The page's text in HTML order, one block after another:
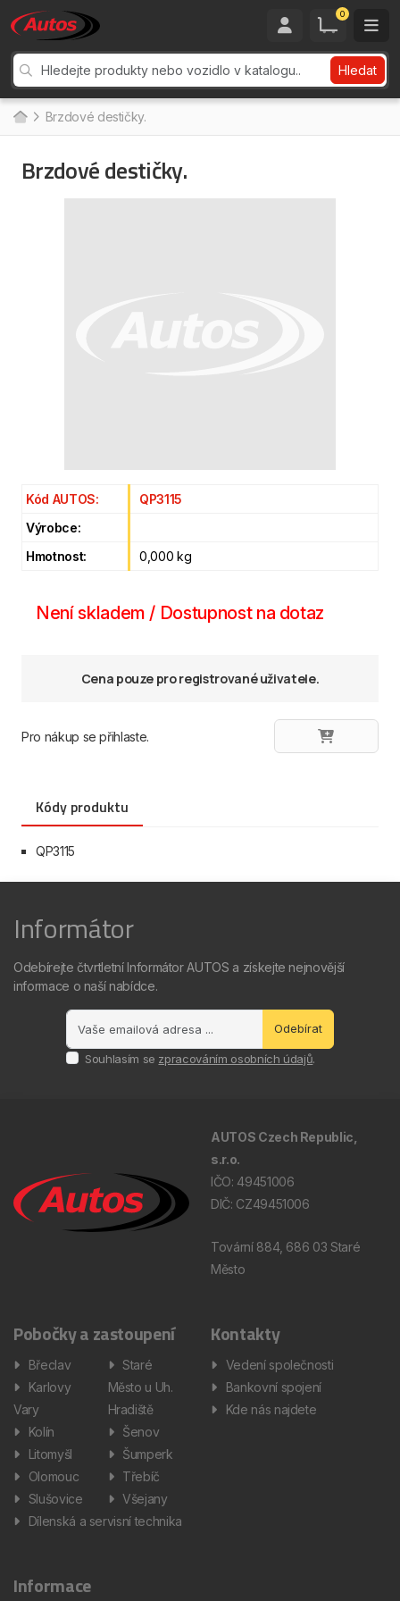
0
Hledat
Brzdové destičky.
Brzdové destičky.
Kód AUTOS:
QP3115
Výrobce:
Hmotnost:
0,000 kg
Není skladem / Dostupnost na dotaz
Cena pouze pro registrované uživatele.
Pro nákup se přihlaste.
Kódy produktu
QP3115
Informátor
Odebírejte čtvrtletní Informátor AUTOS a získejte nejnovější
informace o naší nabídce.
Odebírat
Souhlasím se zpracováním osobních údajů.
AUTOS Czech Republic,
s.r.o.
IČO: 49451006
DIČ: CZ49451006
Tovární 884, 686 03 Staré
Město
Pobočky a zastoupení
Břeclav
Karlovy
Vary
Kolín
Litomyšl
Olomouc
Slušovice
Staré
Město u Uh.
Hradiště
Šenov
Šumperk
Třebíč
Všejany
Dílenská a servisní technika
Kontakty
Vedení společnosti
Bankovní spojení
Kde nás najdete
Informace